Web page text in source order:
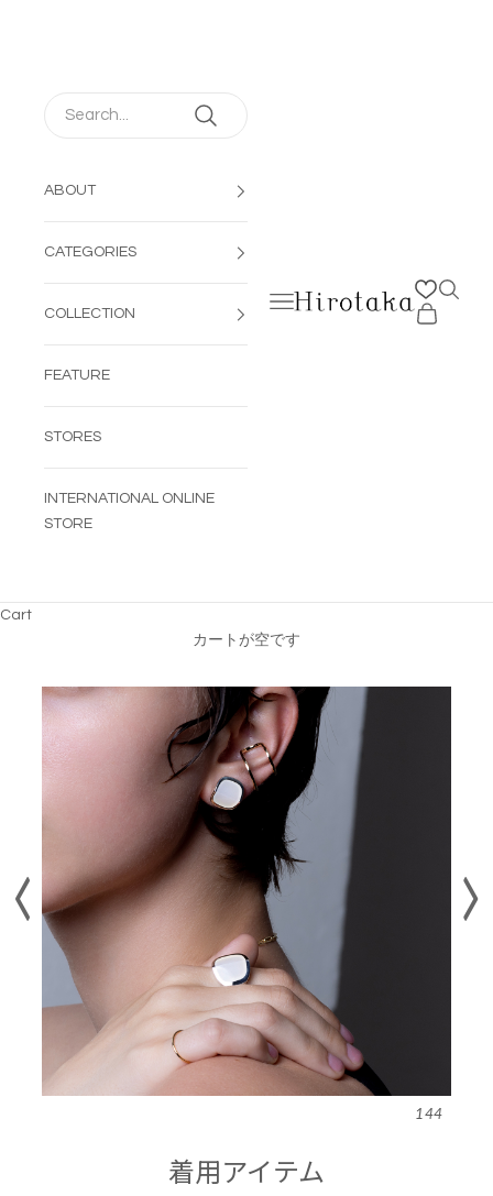
Hirotaka Jewelry | 公式オン
メニューを開く
検索を
カートを
ABOUT
CATEGORIES
COLLECTION
FEATURE
STORES
INTERNATIONAL ONLINE
STORE
Cart
カートが空です
144
着用アイテム